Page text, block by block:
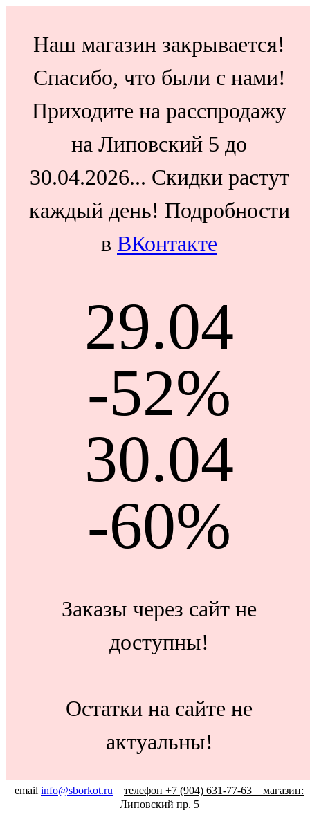
Наш магазин закрывается!
Спасибо, что были с нами!
Приходите на расспродажу
на Липовский 5 до
30.04.2026... Скидки растут
каждый день! Подробности
в ВКонтакте
29.04
-52%
30.04
-60%
Заказы через сайт не
доступны!
Остатки на сайте не
актуальны!
email info@sborkot.ru
телефон +7 (904) 631-77-63 магазин:
Липовский пр. 5